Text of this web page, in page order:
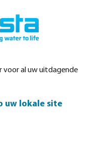
voor al uw uitdagende
uw lokale site